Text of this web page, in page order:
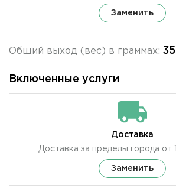
Заменить
Общий выход (вес) в граммах:
Включенные услуги
Доставка
Доставка за пределы города от
Заменить